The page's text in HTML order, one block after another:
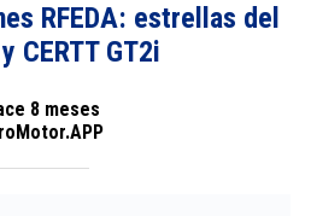
RFEDA: estrellas del
CERTT GT2i
8 meses